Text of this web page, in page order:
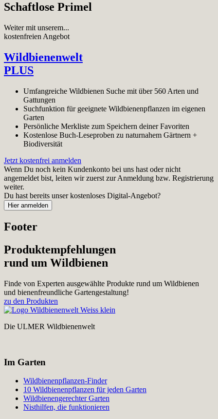
Schaftlose Primel
Weiter mit unserem...
kostenfreien Angebot
Wildbienenwelt
PLUS
Umfangreiche Wildbienen Suche mit über 560 Arten und
Gattungen
Suchfunktion für geeignete Wildbienenpflanzen im eigenen
Garten
Persönliche Merkliste zum Speichern deiner Favoriten
Kostenlose Buch-Leseproben zu naturnahem Gärtnern +
Biodiversität
Jetzt kostenfrei anmelden
Wenn Du noch kein Kundenkonto bei uns hast oder nicht
angemeldet bist, leiten wir zuerst zur Anmeldung bzw. Registrierung
weiter.
Du hast bereits unser kostenloses Digital-Angebot?
Footer
Produktempfehlungen
rund um Wildbienen
Finde von Experten ausgewählte Produkte rund um Wildbienen
und bienenfreundliche Gartengestaltung!
zu den Produkten
Die ULMER Wildbienenwelt
Im Garten
Wildbienenpflanzen-Finder
10 Wildbienenpflanzen für jeden Garten
Wildbienengerechter Garten
Nisthilfen, die funktionieren